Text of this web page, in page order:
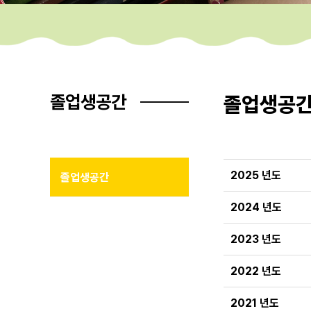
졸업생공간
졸업생공간
졸업생공
2025 년도
2024 년도
2023 년도
2022 년도
2021 년도